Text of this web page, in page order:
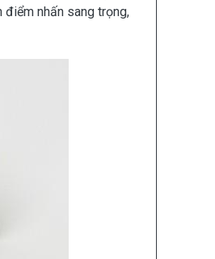
nhấn sang trọng,